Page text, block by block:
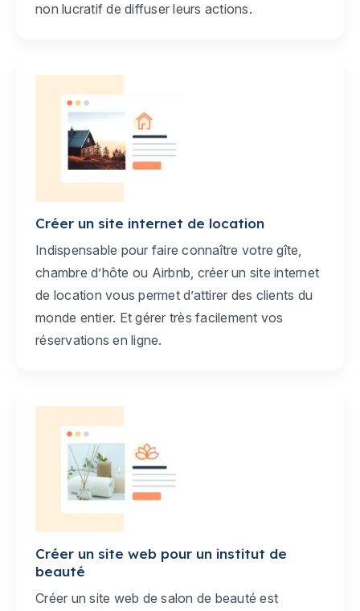
non lucratif de diffuser leurs actions.
Créer un site internet de location
Indispensable pour faire connaître votre gîte,
chambre d’hôte ou Airbnb, créer un site internet
de location vous permet d’attirer des clients du
monde entier. Et gérer très facilement vos
réservations en ligne.
Créer un site web pour un institut de
beauté
Créer un site web de salon de beauté est